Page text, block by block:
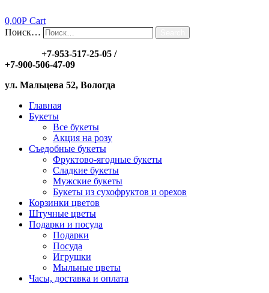
0,00Р Cart
Поиск…
+7-953-517-25-05 /
+7-900-506-47-09
ул. Мальцева 52, Вологда
Главная
Букеты
Все букеты
Акция на розу
Съедобные букеты
Фруктово-ягодные букеты
Сладкие букеты
Мужские букеты
Букеты из сухофруктов и орехов
Корзинки цветов
Штучные цветы
Подарки и посуда
Подарки
Посуда
Игрушки
Мыльные цветы
Часы, доставка и оплата